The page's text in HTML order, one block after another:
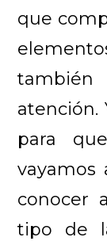
que
atención.
para
vayamos
conocer
tipo de